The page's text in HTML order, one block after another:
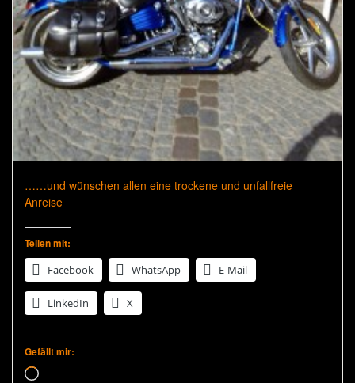
……und wünschen allen eine trockene und unfallfreie
Anreise
Teilen mit:
Facebook
WhatsApp E-Mail
LinkedIn X
Gefällt mir:
Wird geladen …